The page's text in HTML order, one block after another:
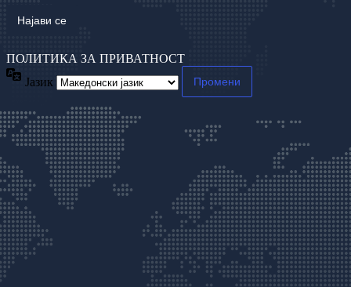
ПОЛИТИКА ЗА ПРИВАТНОСТ
Јазик